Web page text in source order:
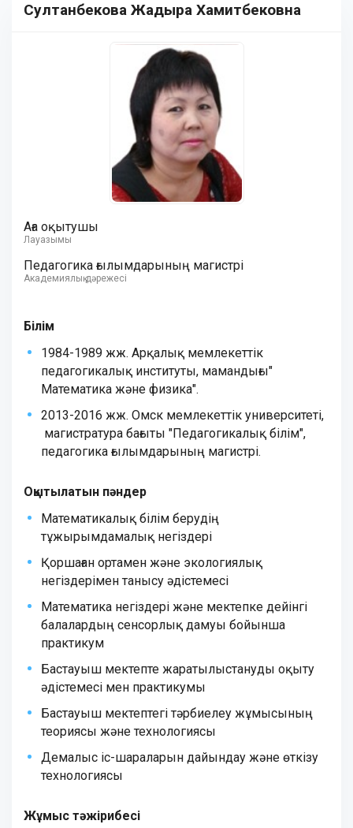
Султанбекова Жадыра Хамитбековна
Аға оқытушы
Лауазымы
Педагогика ғылымдарының магистрі
Академиялық дәрежесі
Білім
1984-1989 жж. Арқалық мемлекеттік
педагогикалық институты, мамандығы"
Математика және физика".
2013-2016 жж. Омск мемлекеттік университеті,
магистратура бағыты "Педагогикалық білім",
педагогика ғылымдарының магистрі.
Оқытылатын пәндер
Математикалық білім берудің
тұжырымдамалық негіздері
Қоршаған ортамен және экологиялық
негіздерімен танысу әдістемесі
Математика негіздері және мектепке дейінгі
балалардың сенсорлық дамуы бойынша
практикум
Бастауыш мектепте жаратылыстануды оқыту
әдістемесі мен практикумы
Бастауыш мектептегі тәрбиелеу жұмысының
теориясы және технологиясы
Демалыс іс-шараларын дайындау және өткізу
технологиясы
Жұмыс тәжірибесі